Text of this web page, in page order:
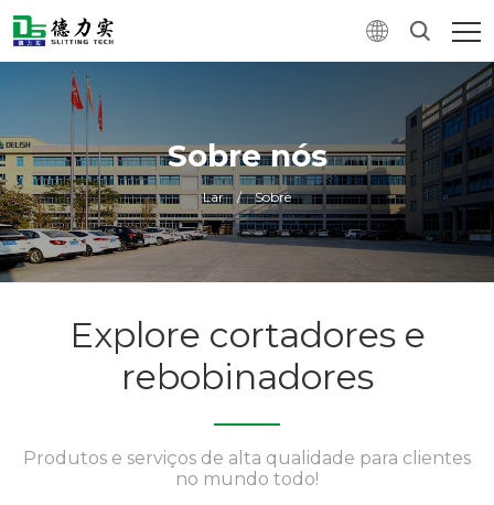
Sobre nós
Lar / Sobre
Explore cortadores e
rebobinadores
Produtos e serviços de alta qualidade para clientes
no mundo todo!